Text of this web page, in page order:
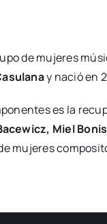
de muje­res
y nació en
es la
Miel
muje­res